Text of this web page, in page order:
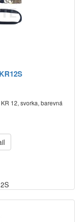
12, svorka, barevná